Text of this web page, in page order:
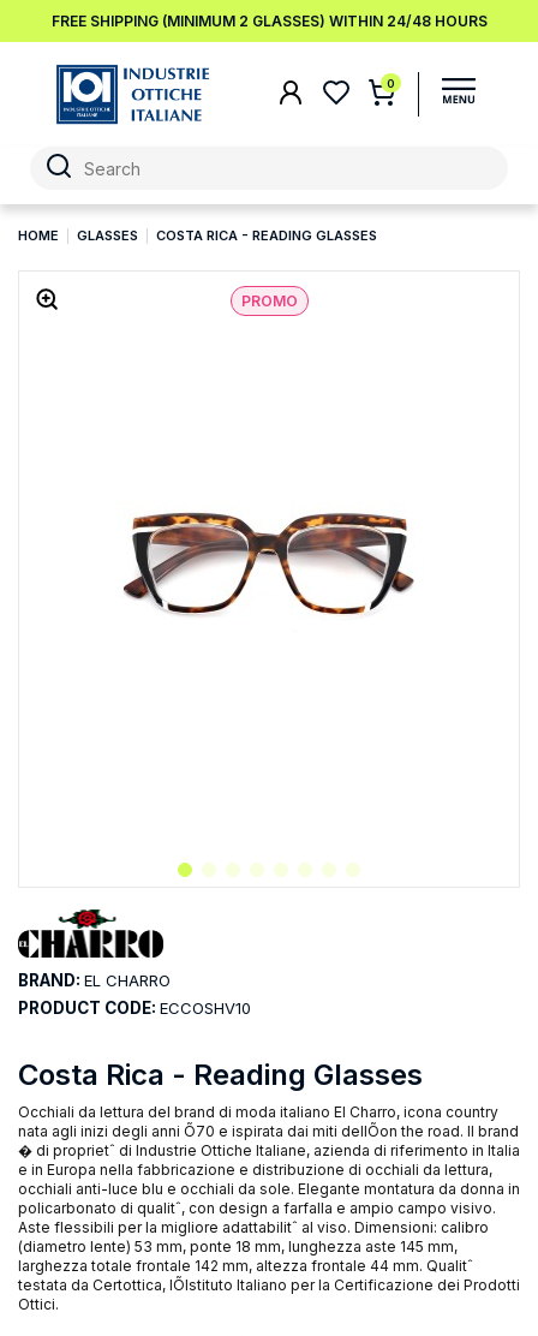
FREE SHIPPING (MINIMUM 2 GLASSES) WITHIN 24/48 HOURS
0
HOME GLASSES COSTA RICA - READING GLASSES
PROMO
Costa Rica - Reading Glasses
Occhiali da lettura del brand di moda italiano El Charro, icona country
nata agli inizi degli anni Õ70 e ispirata dai miti dellÕon the road. Il brand
� di proprietˆ di Industrie Ottiche Italiane, azienda di riferimento in Italia
e in Europa nella fabbricazione e distribuzione di occhiali da lettura,
occhiali anti-luce blu e occhiali da sole. Elegante montatura da donna in
policarbonato di qualitˆ, con design a farfalla e ampio campo visivo.
Aste flessibili per la migliore adattabilitˆ al viso. Dimensioni: calibro
(diametro lente) 53 mm, ponte 18 mm, lunghezza aste 145 mm,
larghezza totale frontale 142 mm, altezza frontale 44 mm. Qualitˆ
testata da Certottica, lÕIstituto Italiano per la Certificazione dei Prodotti
Ottici.
BRAND: EL CHARRO
PRODUCT CODE: ECCOSHV10